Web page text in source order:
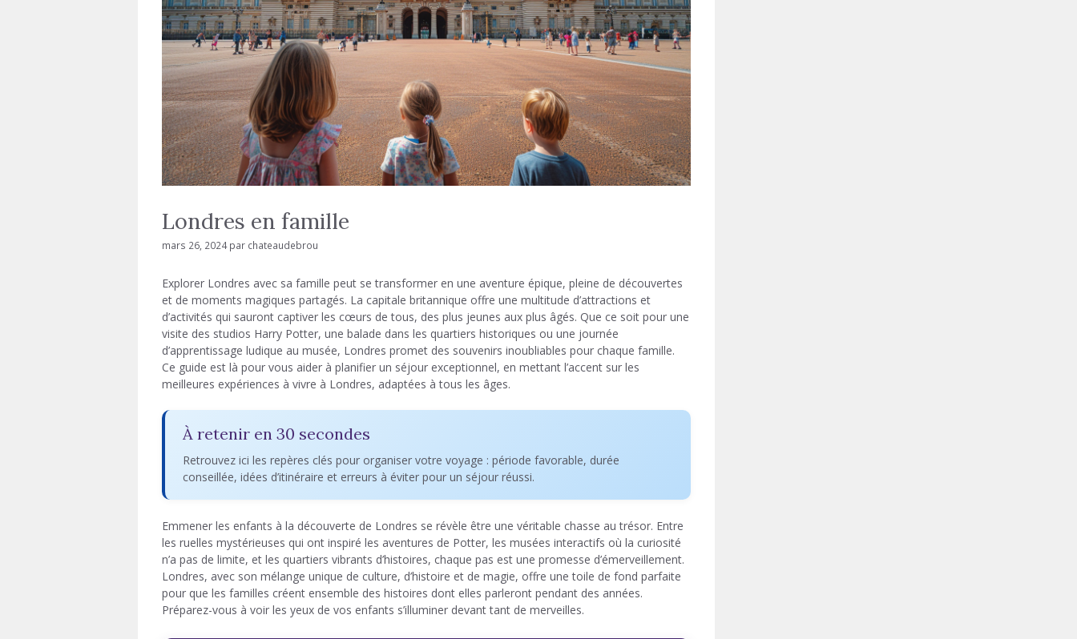
Londres en famille
mars 26, 2024 par chateaudebrou
Explorer Londres avec sa famille peut se transformer en une aventure épique, pleine de découvertes
et de moments magiques partagés. La capitale britannique offre une multitude d’attractions et
d’activités qui sauront captiver les cœurs de tous, des plus jeunes aux plus âgés. Que ce soit pour une
visite des studios Harry Potter, une balade dans les quartiers historiques ou une journée
d’apprentissage ludique au musée, Londres promet des souvenirs inoubliables pour chaque famille.
Ce guide est là pour vous aider à planifier un séjour exceptionnel, en mettant l’accent sur les
meilleures expériences à vivre à Londres, adaptées à tous les âges.
À retenir en 30 secondes
Retrouvez ici les repères clés pour organiser votre voyage : période favorable, durée
conseillée, idées d’itinéraire et erreurs à éviter pour un séjour réussi.
Emmener les enfants à la découverte de Londres se révèle être une véritable chasse au trésor. Entre
les ruelles mystérieuses qui ont inspiré les aventures de Potter, les musées interactifs où la curiosité
n’a pas de limite, et les quartiers vibrants d’histoires, chaque pas est une promesse d’émerveillement.
Londres, avec son mélange unique de culture, d’histoire et de magie, offre une toile de fond parfaite
pour que les familles créent ensemble des histoires dont elles parleront pendant des années.
Préparez-vous à voir les yeux de vos enfants s’illuminer devant tant de merveilles.